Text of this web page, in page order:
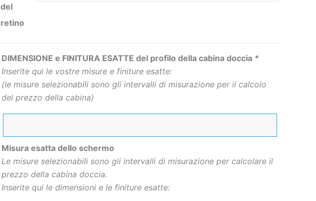
del
retino
DIMENSIONE e FINITURA ESATTE del profilo della cabina doccia *
Inserite qui le vostre misure e finiture esatte:
(le misure selezionabili sono gli intervalli di misurazione per il calcolo
del prezzo della cabina)
Misura esatta dello schermo
Le misure selezionabili sono gli intervalli di misurazione per calcolare il
prezzo della cabina doccia.
Inserite qui le dimensioni e le finiture esatte:
-
Braccio
sostegno
in
acciaio
inox
quantità